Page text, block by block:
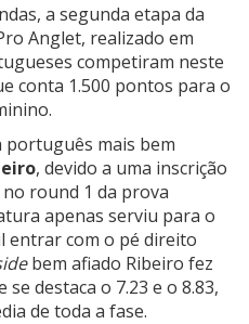
a segunda etapa da
Anglet, realizado em
competiram neste
conta 1.500 pontos para o
mais bem
, devido a uma inscrição
round 1 da prova
apenas serviu para o
entrar com o pé direito
bem afiado Ribeiro fez
destaca o 7.23 e o 8.83,
de toda a fase.